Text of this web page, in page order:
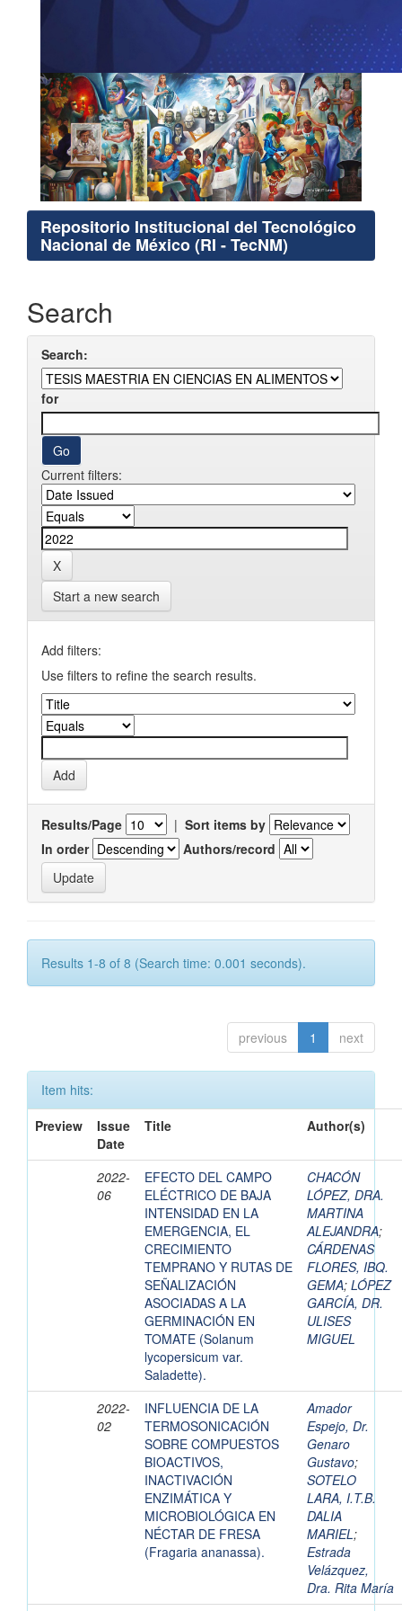
Repositorio Institucional del Tecnológico
Nacional de México (RI - TecNM)
Search
Search:
for
Current filters:
Start a new search
Add filters:
Use filters to refine the search results.
Results/Page | Sort items by
In order
Authors/record
Results 1-8 of 8 (Search time: 0.001 seconds).
previous 1 next
Item hits:
Preview
Issue
Date
Title Author(s)
2022-
06
EFECTO DEL CAMPO
ELÉCTRICO DE BAJA
INTENSIDAD EN LA
EMERGENCIA, EL
CRECIMIENTO
TEMPRANO Y RUTAS DE
SEÑALIZACIÓN
ASOCIADAS A LA
GERMINACIÓN EN
TOMATE (Solanum
lycopersicum var.
Saladette).
CHACÓN
LÓPEZ, DRA.
MARTINA
ALEJANDRA;
CÁRDENAS
FLORES, IBQ.
GEMA; LÓPEZ
GARCÍA, DR.
ULISES
MIGUEL
2022-
02
INFLUENCIA DE LA
TERMOSONICACIÓN
SOBRE COMPUESTOS
BIOACTIVOS,
INACTIVACIÓN
ENZIMÁTICA Y
MICROBIOLÓGICA EN
NÉCTAR DE FRESA
(Fragaria ananassa).
Amador
Espejo, Dr.
Genaro
Gustavo;
SOTELO
LARA, I.T.B.
DALIA
MARIEL;
Estrada
Velázquez,
Dra. Rita María